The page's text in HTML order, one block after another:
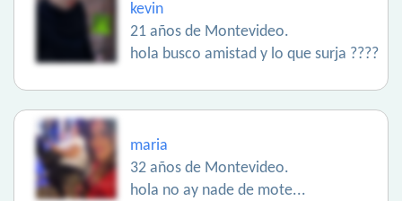
kevin
21 años de Montevideo.
hola busco amistad y lo que surja ????
maria
32 años de Montevideo.
hola no ay nade de mote...